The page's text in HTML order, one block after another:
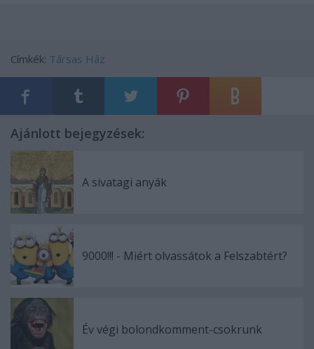
Címkék: Társas Ház
Ajánlott bejegyzések:
A sivatagi anyák
9000!!! - Miért olvassátok a Felszabtért?
Év végi bolondkomment-csokrunk